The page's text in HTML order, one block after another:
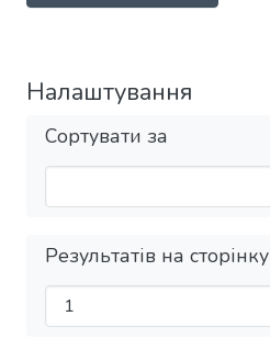
Налаштування
Сортувати за
Результатів на сторінку